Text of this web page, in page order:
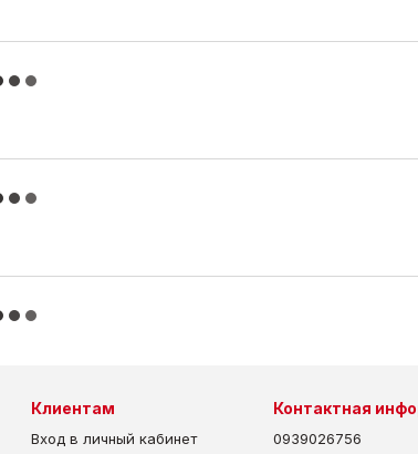
Клиентам
Вход в личный кабинет
Контактная
0939026756